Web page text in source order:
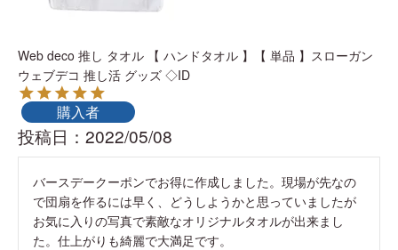
Web deco 推し タオル 【 ハンドタオル 】【 単品 】スローガン
ウェブデコ 推し活 グッズ ◇ID
購入者
投稿日 2022/05/08
バースデークーポンでお得に作成しました。現場が先なの
で団扇を作るには早く、どうしようかと思っていましたが
お気に入りの写真で素敵なオリジナルタオルが出来まし
た。仕上がりも綺麗で大満足です。